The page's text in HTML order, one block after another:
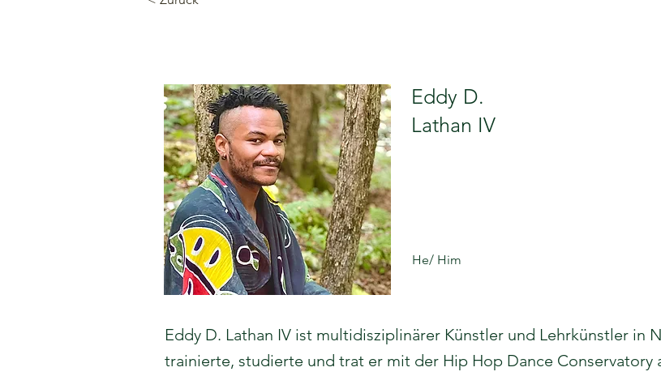
Eddy D.
Lathan IV
He/ Him
Eddy D. Lathan IV ist multidisziplinärer Künstler und Lehrkünstler in
trainierte, studierte und trat er mit der Hip Hop Dance Conservatory